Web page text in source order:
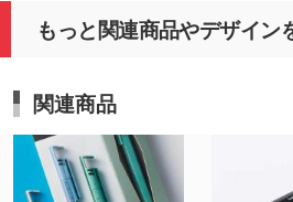
もっと関連商品やデザイン
関連商品